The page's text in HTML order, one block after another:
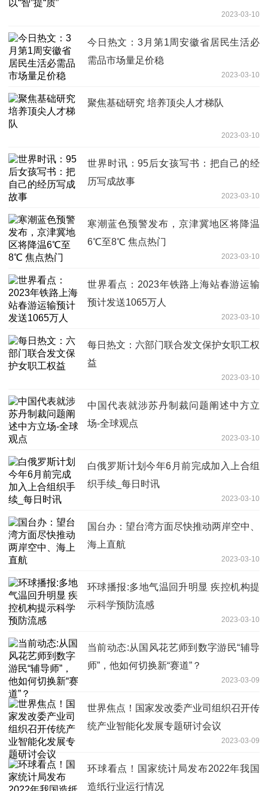
2023-03-10
今日热文：3月第1周安徽省居民生活必
需品市场量足价稳
2023-03-10
聚焦基础研究 培养顶尖人才梯队
2023-03-10
世界时讯：95后女孩写书：把自己的经
历写成故事
2023-03-10
寒潮蓝色预警发布，京津冀地区将降温
6℃至8℃ 焦点热门
2023-03-10
世界看点：2023年铁路上海站春游运输
预计发送1065万人
2023-03-10
每日热文：六部门联合发文保护女职工权
益
2023-03-10
中国代表就涉苏丹制裁问题阐述中方立
场-全球观点
2023-03-10
白俄罗斯计划今年6月前完成加入上合组
织手续_每日时讯
2023-03-10
国台办：望台湾方面尽快推动两岸空中、
海上直航
2023-03-10
环球播报:多地气温回升明显 疾控机构提
示科学预防流感
2023-03-10
当前动态:从国风花艺师到数字游民“辅导
师”，他如何切换新“赛道”？
2023-03-09
世界焦点！国家发改委产业司组织召开传
统产业智能化发展专题研讨会议
2023-03-09
环球看点！国家统计局发布2022年我国
造纸行业运行情况